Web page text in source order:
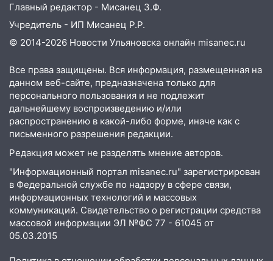
Главный редактор - Мисанец З.Ф.
Учредитель - ИП Мисанец Р.Р.
© 2014-2026 Новости Ульяновска онлайн misanec.ru
Все права защищены. Вся информация, размещенная на
данном веб-сайте, предназначена только для
персонального пользования и не подлежит
дальнейшему воспроизведению и/или
распространению в какой-либо форме, иначе как с
письменного разрешения редакции.
Редакция может не разделять мнение авторов.
"Информационный портал misanec.ru" зарегистрирован
в Федеральной службе по надзору в сфере связи,
информационных технологий и массовых
коммуникаций. Свидетельство о регистрации средства
массовой информации ЭЛ №ФС 77 - 61045 от
05.03.2015